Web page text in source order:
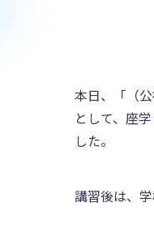
本日、「（
として、座
した。
講習後は、